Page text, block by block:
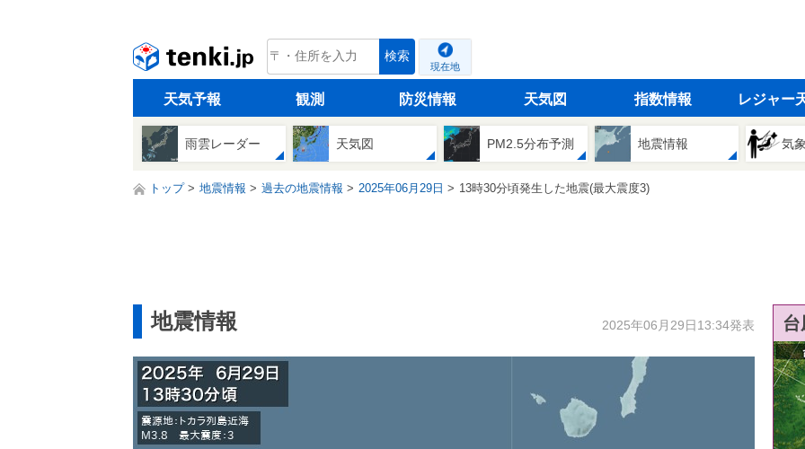
tenki.jp 検索
現在地
天気予報 観測 防災情報 天気図 指数情報 レジャー
雨雲レーダー 天気図 PM2.5分布予測 地震情報 気
トップ 地震情報 過去の地震情報 2025年06月29日 13時30分頃発生した地震(最大震度3)
地震情報 2025年06月29日13:34発表